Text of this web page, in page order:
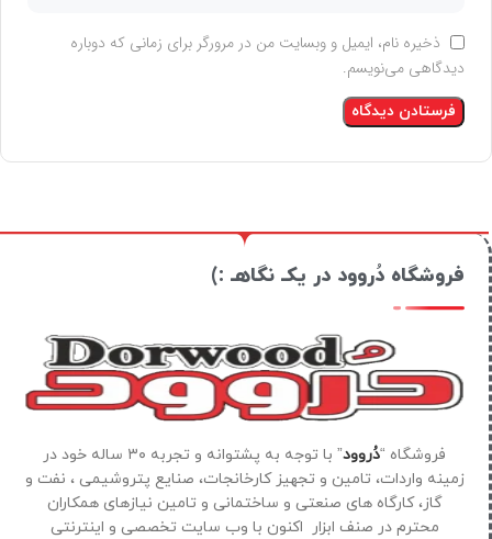
ذخیره نام، ایمیل و وبسایت من در مرورگر برای زمانی که دوباره
دیدگاهی می‌نویسم.
فروشگاه دُروود در یکـ نگاهـ :)
فروشگاه “دُروود
” با توجه به پشتوانه و تجربه ۳۰ ساله خود در
زمینه واردات، تامین و تجهیز کارخانجات، صنایع پتروشیمی ، نفت و
گاز، کارگاه های صنعتی و ساختمانی و تامین نیازهای همکاران
محترم در صنف ابزار اکنون با وب سایت تخصصی و اینترنتی